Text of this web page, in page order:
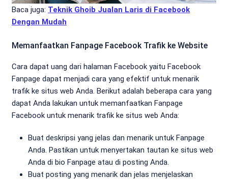
Baca juga: Teknik Ghoib Jualan Laris di Facebook
Dengan Mudah
Memanfaatkan Fanpage Facebook Trafik ke Website
Cara dapat uang dari halaman Facebook yaitu Facebook
Fanpage dapat menjadi cara yang efektif untuk menarik
trafik ke situs web Anda. Berikut adalah beberapa cara yang
dapat Anda lakukan untuk memanfaatkan Fanpage
Facebook untuk menarik trafik ke situs web Anda:
Buat deskripsi yang jelas dan menarik untuk Fanpage
Anda. Pastikan untuk menyertakan tautan ke situs web
Anda di bio Fanpage atau di posting Anda.
Buat posting yang menarik dan jelas menjelaskan